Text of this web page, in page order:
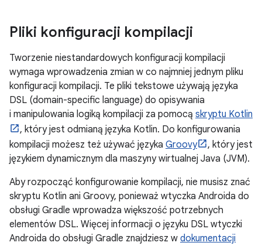
Pliki konfiguracji kompilacji
Tworzenie niestandardowych konfiguracji kompilacji
wymaga wprowadzenia zmian w co najmniej jednym pliku
konfiguracji kompilacji. Te pliki tekstowe używają języka
DSL (domain-specific language) do opisywania
i manipulowania logiką kompilacji za pomocą skryptu Kotlin
, który jest odmianą języka Kotlin. Do konfigurowania
kompilacji możesz też używać języka Groovy
, który jest
językiem dynamicznym dla maszyny wirtualnej Java (JVM).
Aby rozpocząć konfigurowanie kompilacji, nie musisz znać
skryptu Kotlin ani Groovy, ponieważ wtyczka Androida do
obsługi Gradle wprowadza większość potrzebnych
elementów DSL. Więcej informacji o języku DSL wtyczki
Androida do obsługi Gradle znajdziesz w dokumentacji